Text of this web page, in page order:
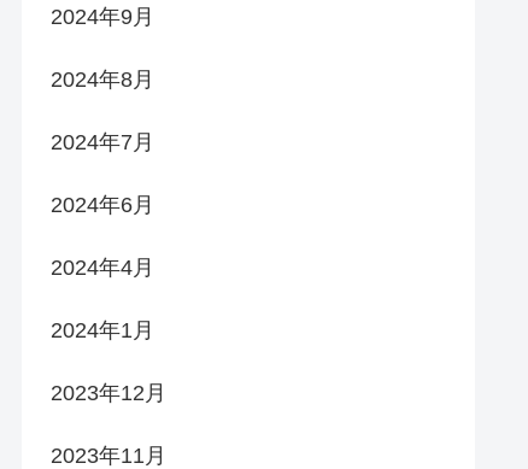
2024年9月
2024年8月
2024年7月
2024年6月
2024年4月
2024年1月
2023年12月
2023年11月